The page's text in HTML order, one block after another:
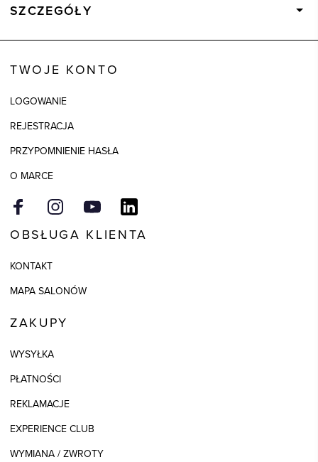
SZCZEGÓŁY
TWOJE KONTO
LOGOWANIE
REJESTRACJA
PRZYPOMNIENIE HASŁA
O MARCE
OBSŁUGA KLIENTA
KONTAKT
MAPA SALONÓW
ZAKUPY
WYSYŁKA
PŁATNOŚCI
REKLAMACJE
EXPERIENCE CLUB
WYMIANA / ZWROTY